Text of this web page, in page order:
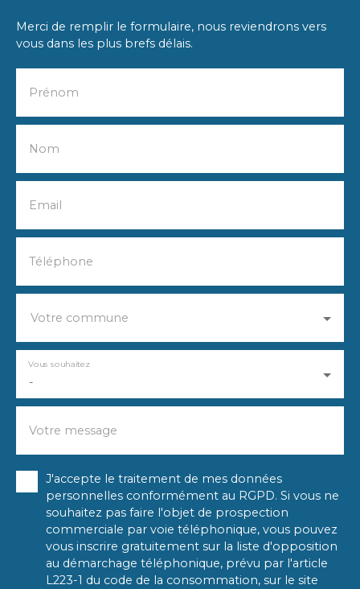
Merci de remplir le formulaire, nous reviendrons vers
vous dans les plus brefs délais.
Prénom
Nom
Email
Téléphone
Votre commune
-
Vous souhaitez
Votre message
J'accepte le traitement de mes données
personnelles conformément au RGPD. Si vous ne
souhaitez pas faire l'objet de prospection
commerciale par voie téléphonique, vous pouvez
vous inscrire gratuitement sur la liste d'opposition
au démarchage téléphonique, prévu par l'article
L223-1 du code de la consommation, sur le site